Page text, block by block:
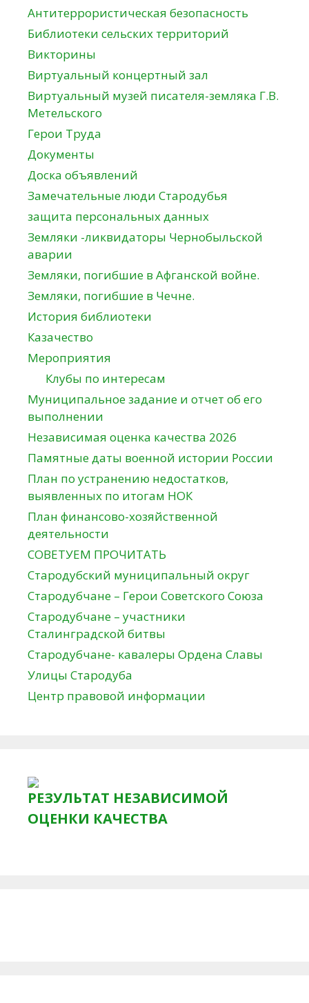
Антитеррористическая безопасность
Библиотеки сельских территорий
Викторины
Виртуальный концертный зал
Виртуальный музей писателя-земляка Г.В.
Метельского
Герои Труда
Документы
Доска объявлений
Замечательные люди Стародубья
защита персональных данных
Земляки -ликвидаторы Чернобыльской
аварии
Земляки, погибшие в Афганской войне.
Земляки, погибшие в Чечне.
История библиотеки
Казачество
Мероприятия
Клубы по интересам
Муниципальное задание и отчет об его
выполнении
Независимая оценка качества 2026
Памятные даты военной истории России
План по устранению недостатков,
выявленных по итогам НОК
План финансово-хозяйственной
деятельности
СОВЕТУЕМ ПРОЧИТАТЬ
Стародубский муниципальный округ
Стародубчане – Герои Советского Союза
Стародубчане – участники
Сталинградской битвы
Стародубчане- кавалеры Ордена Славы
Улицы Стародуба
Центр правовой информации
РЕЗУЛЬТАТ НЕЗАВИСИМОЙ
ОЦЕНКИ КАЧЕСТВА